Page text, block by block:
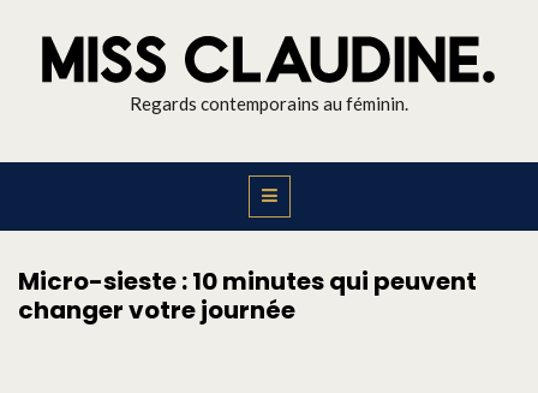
Regards contemporains au féminin.
Micro-sieste : 10 minutes qui peuvent
changer votre journée